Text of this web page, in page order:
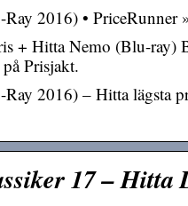
2016) • PriceRunner
+ Hitta Nemo (Blu-ray)
Prisjakt.
2016) – Hitta lägsta
17 – Hitta